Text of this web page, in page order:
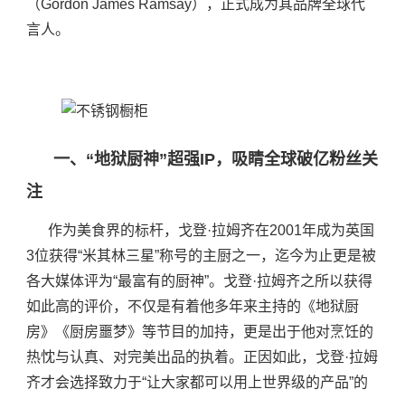
（Gordon James Ramsay），正式成为其品牌全球代
言人。
一、“地狱厨神”超强IP，吸睛全球破亿粉丝关
注
作为美食界的标杆，戈登·拉姆齐在2001年成为英国
3位获得“米其林三星”称号的主厨之一，迄今为止更是被
各大媒体评为“最富有的厨神”。戈登·拉姆齐之所以获得
如此高的评价，不仅是有着他多年来主持的《地狱厨
房》《厨房噩梦》等节目的加持，更是出于他对烹饪的
热忱与认真、对完美出品的执着。正因如此，戈登·拉姆
齐才会选择致力于“让大家都可以用上世界级的产品”的